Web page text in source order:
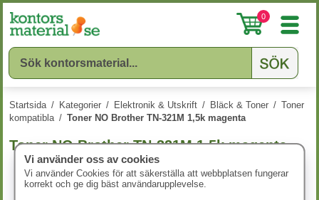
0
Startsida / Kategorier / Elektronik & Utskrift / Bläck & Toner / Toner
kompatibla / Toner NO Brother TN-321M 1,5k magenta
Toner NO Brother TN-321M 1,5k magenta
Vi använder oss av cookies
Vi använder Cookies för att säkerställa att webbplatsen fungerar
korrekt och ge dig bäst användarupplevelse.